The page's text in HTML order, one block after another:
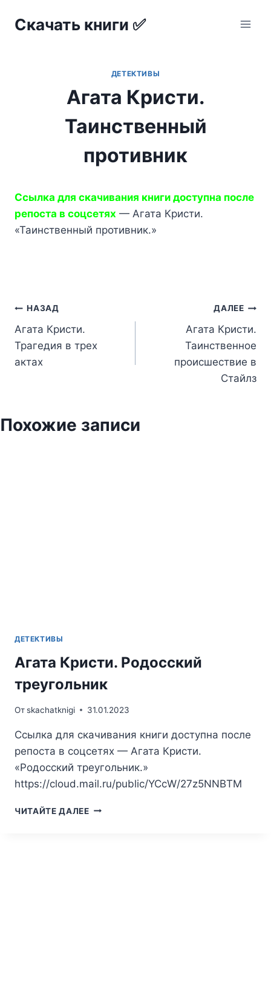
Скачать книги ✅
ДЕТЕКТИВЫ
Агата Кристи.
Таинственный
противник
Ссылка для скачивания книги доступна после
репоста в соцсетях — Агата Кристи.
«Таинственный противник.»
Навигация
по
записям
НАЗАД
Агата Кристи.
Трагедия в трех
актах
ДАЛЕЕ
Агата Кристи.
Таинственное
происшествие в
Стайлз
Похожие записи
ДЕТЕКТИВЫ
Агата Кристи. Родосский
треугольник
Отskachatknigi 31.01.2023
Ссылка для скачивания книги доступна после
репоста в соцсетях — Агата Кристи.
«Родосский треугольник.»
https://cloud.mail.ru/public/YCcW/27z5NNBTM
ЧИТАЙТЕ ДАЛЕЕ АГАТА